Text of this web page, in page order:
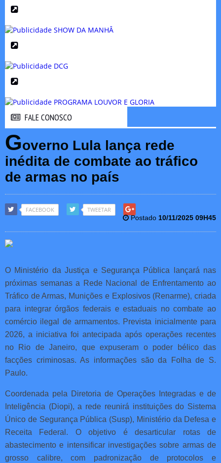
FALE CONOSCO
Governo Lula lança rede
inédita de combate ao tráfico
de armas no país
FACEBOOK TWEETAR
Postado 10/11/2025 09H45
O Ministério da Justiça e Segurança Pública lançará nas
próximas semanas a Rede Nacional de Enfrentamento ao
Tráfico de Armas, Munições e Explosivos (Renarme), criada
para integrar órgãos federais e estaduais no combate ao
comércio ilegal de armamentos. Prevista inicialmente para
2026, a iniciativa foi antecipada após operações recentes
no Rio de Janeiro, que expuseram o poder bélico das
facções criminosas. As informações são da Folha de S.
Paulo.
Coordenada pela Diretoria de Operações Integradas e de
Inteligência (Diopi), a rede reunirá instituições do Sistema
Único de Segurança Pública (Susp), Ministério da Defesa e
Receita Federal. O objetivo é desarticular rotas de
abastecimento e intensificar investigações sobre armas de
grosso calibre, com padronização de protocolos e